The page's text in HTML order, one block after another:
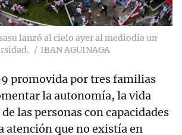
lanzó al cielo ayer al mediodía un
IBAN AGUINAGA
promovida por tres familias
la autonomía, la vida
las personas con capacidades
atención que no existía en